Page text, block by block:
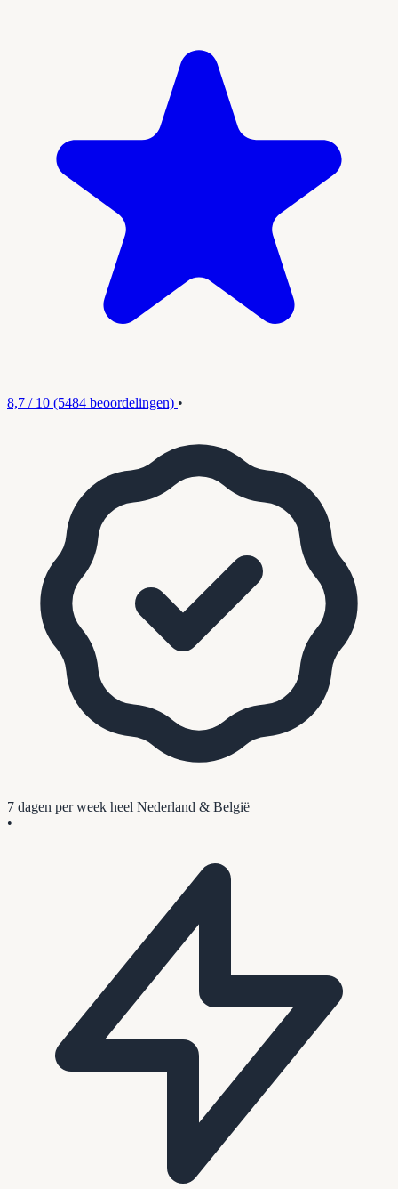
8,7 / 10 (5484 beoordelingen) •
7 dagen per week heel Nederland & België
•